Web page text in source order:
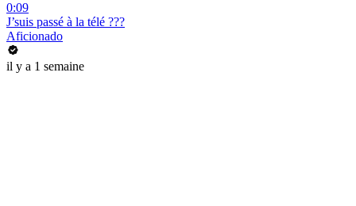
0:09
J’suis passé à la télé ???
Aficionado
il y a 1 semaine